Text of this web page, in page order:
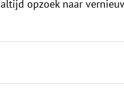
opzoek naar